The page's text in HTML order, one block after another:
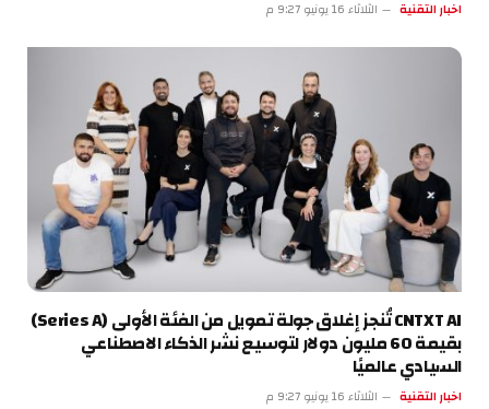
اخبار التقنية الثلاثاء 16 يونيو 9:27 م
CNTXT AI تُنجز إغلاق جولة تمويل من الفئة الأولى (Series A)
بقيمة 60 مليون دولار لتوسيع نشر الذكاء الاصطناعي
السيادي عالميًا
اخبار التقنية الثلاثاء 16 يونيو 9:27 م